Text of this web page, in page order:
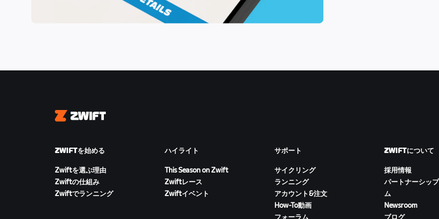
Zwift
ZWIFTを始める
Zwiftを選ぶ理由
Zwiftの仕組み
Zwiftでランニング
ハイライト
This Season on Zwift
Zwiftレース
Zwiftイベント
サポート
サイクリング
ランニング
アカウント&注文
How-To動画
フォーラム
ZWIFTについて
採用情報
パートナーシッ
ム
Newsroom
ブログ